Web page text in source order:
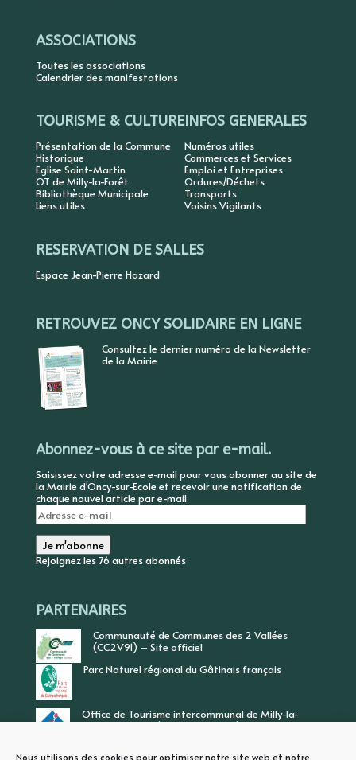
Nous utilisons des cookies pour optimiser notre site web et notre
ASSOCIATIONS
Toutes les associations
Calendrier des manifestations
TOURISME & CULTURE
Présentation de la Commune
Historique
Eglise Saint-Martin
OT de Milly-la-Forêt
Bibliothèque Municipale
Liens utiles
INFOS GENERALES
Numéros utiles
Commerces et Services
Emploi et Entreprises
Ordures/Déchets
Transports
Voisins Vigilants
RESERVATION DE SALLES
Espace Jean-Pierre Hazard
RETROUVEZ ONCY SOLIDAIRE EN LIGNE
Consultez le dernier numéro de la Newsletter
de la Mairie
Abonnez-vous à ce site par e-mail.
Saisissez votre adresse e-mail pour vous abonner au site de
la Mairie d'Oncy-sur-Ecole et recevoir une notification de
chaque nouvel article par e-mail.
Adresse
e-
mail
Je m'abonne
Rejoignez les 76 autres abonnés
PARTENAIRES
Communauté de Communes des 2 Vallées
(CC2V91) – Site officiel
Parc Naturel régional du Gâtinais français
Office de Tourisme intercommunal de Milly-la-
Forêt, Vallée de l’Ecole, Vallée de l’Essonne